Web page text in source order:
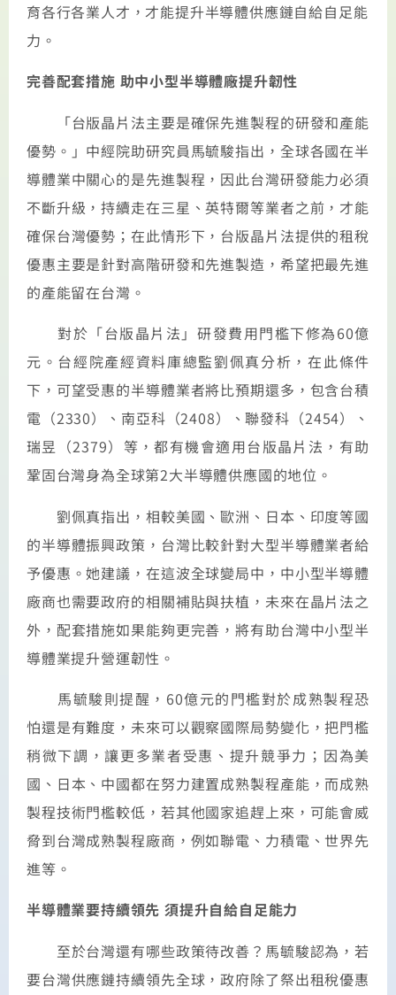
育各行各業人才，才能提升半導體供應鏈自給自足能
力。
完善配套措施 助中小型半導體廠提升韌性
「台版晶片法主要是確保先進製程的研發和產能
優勢。」中經院助研究員馬毓駿指出，全球各國在半
導體業中關心的是先進製程，因此台灣研發能力必須
不斷升級，持續走在三星、英特爾等業者之前，才能
確保台灣優勢；在此情形下，台版晶片法提供的租稅
優惠主要是針對高階研發和先進製造，希望把最先進
的產能留在台灣。
對於「台版晶片法」研發費用門檻下修為60億
元。台經院產經資料庫總監劉佩真分析，在此條件
下，可望受惠的半導體業者將比預期還多，包含台積
電（2330）、南亞科（2408）、聯發科（2454）、
瑞昱（2379）等，都有機會適用台版晶片法，有助
鞏固台灣身為全球第2大半導體供應國的地位。
劉佩真指出，相較美國、歐洲、日本、印度等國
的半導體振興政策，台灣比較針對大型半導體業者給
予優惠。她建議，在這波全球變局中，中小型半導體
廠商也需要政府的相關補貼與扶植，未來在晶片法之
外，配套措施如果能夠更完善，將有助台灣中小型半
導體業提升營運韌性。
馬毓駿則提醒，60億元的門檻對於成熟製程恐
怕還是有難度，未來可以觀察國際局勢變化，把門檻
稍微下調，讓更多業者受惠、提升競爭力；因為美
國、日本、中國都在努力建置成熟製程產能，而成熟
製程技術門檻較低，若其他國家追趕上來，可能會威
脅到台灣成熟製程廠商，例如聯電、力積電、世界先
進等。
半導體業要持續領先 須提升自給自足能力
至於台灣還有哪些政策待改善？馬毓駿認為，若
要台灣供應鏈持續領先全球，政府除了祭出租稅優惠